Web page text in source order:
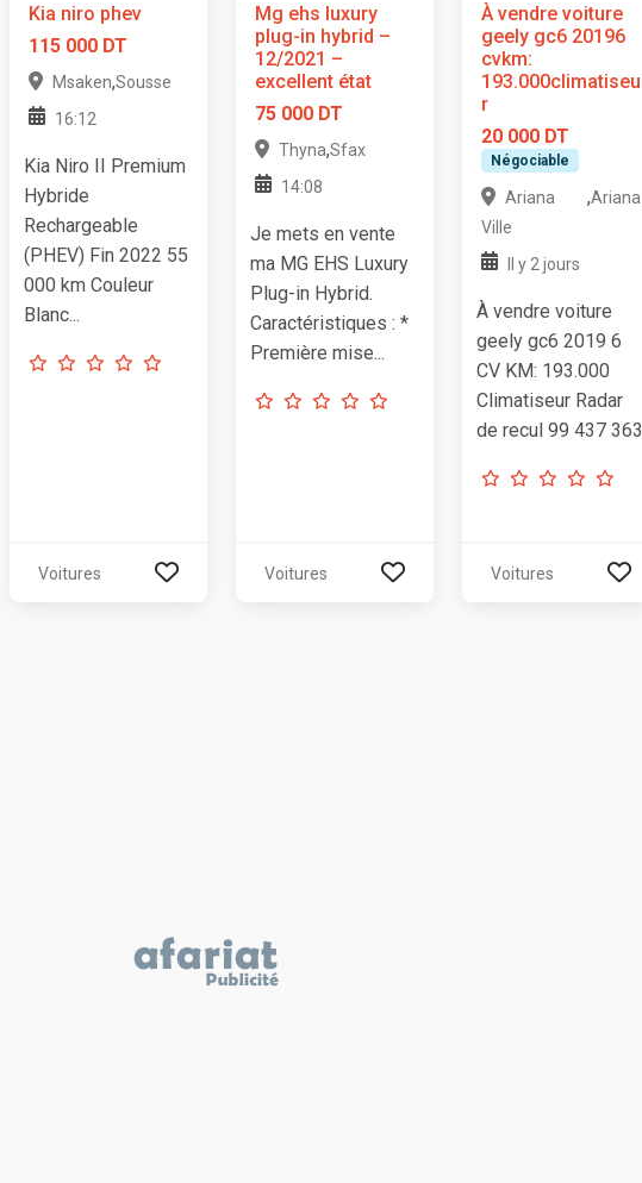
Kia niro phev
115 000 DT
Msaken,Sousse
16:12
Kia Niro II Premium
Hybride
Rechargeable
(PHEV) Fin 2022 55
000 km Couleur
Blanc...
Voitures
Mg ehs luxury
plug-in hybrid –
12/2021 –
excellent état
75 000 DT
Thyna,Sfax
14:08
Je mets en vente
ma MG EHS Luxury
Plug-in Hybrid.
Caractéristiques : *
Première mise...
Voitures
À vendre voiture
geely gc6 20196
cvkm:
193.000climatiseu
r
20 000 DT
Négociable
Ariana
Ville
,Ariana
Il y 2 jours
À vendre voiture
geely gc6 2019 6
CV KM: 193.000
Climatiseur Radar
de recul 99 437 363
Voitures